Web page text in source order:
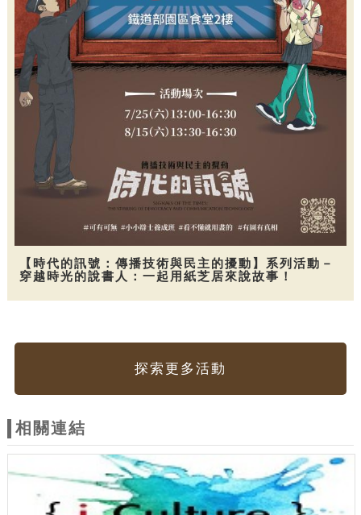
【時代的訊號：傳播技術與民主的擾動】系列活動－
穿越時光的說書人：一起用紙芝居來說故事！
探索更多活動
相關連結